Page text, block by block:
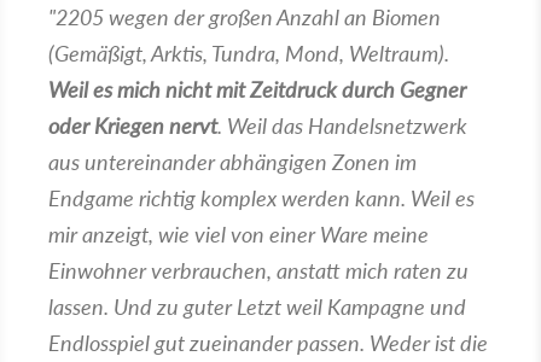
"2205 wegen der großen Anzahl an Biomen
(Gemäßigt, Arktis, Tundra, Mond, Weltraum).
Weil es mich nicht mit Zeitdruck durch Gegner
oder Kriegen nervt. Weil das Handelsnetzwerk
aus untereinander abhängigen Zonen im
Endgame richtig komplex werden kann. Weil es
mir anzeigt, wie viel von einer Ware meine
Einwohner verbrauchen, anstatt mich raten zu
lassen. Und zu guter Letzt weil Kampagne und
Endlosspiel gut zueinander passen. Weder ist die